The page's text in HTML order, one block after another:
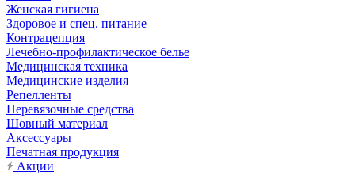
Женская гигиена
Здоровое и спец. питание
Контрацепция
Лечебно-профилактическое белье
Медицинская техника
Медицинские изделия
Репелленты
Перевязочные средства
Шовный материал
Аксессуары
Печатная продукция
Акции